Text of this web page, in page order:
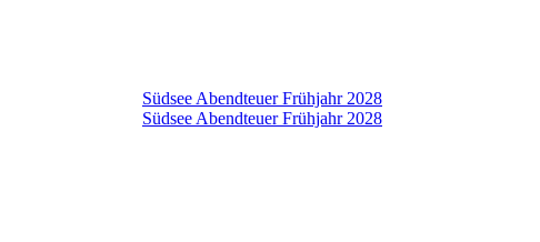
Südsee Abendteuer Frühjahr 2028
Südsee Abendteuer Frühjahr 2028